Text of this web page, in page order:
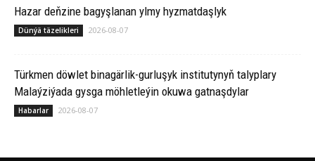
Hazar deňzine bagyşlanan ylmy hyzmatdaşlyk
Dünýä täzelikleri 2026-08-07
Türkmen döwlet binagärlik-gurluşyk institutynyň talyplary
Malaýziýada gysga möhletleýin okuwa gatnaşdylar
Habarlar 2026-08-07